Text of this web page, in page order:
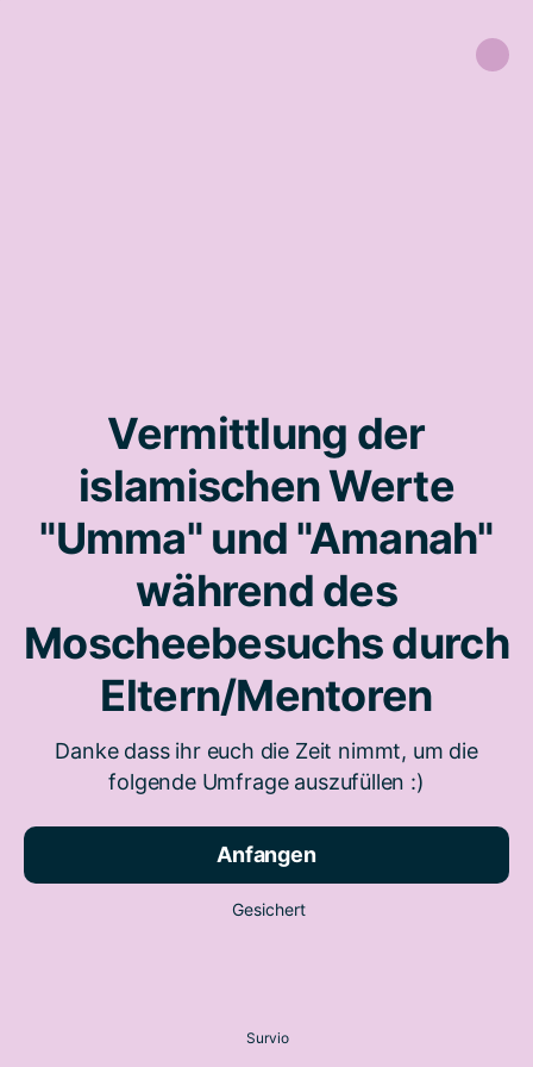
Vermittlung der
islamischen Werte
"Umma" und "Amanah"
während des
Moscheebesuchs durch
Eltern/Mentoren
Danke dass ihr euch die Zeit nimmt, um die
folgende Umfrage auszufüllen :)
Anfangen
Gesichert
Survio